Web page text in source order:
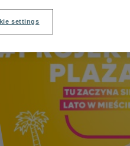
settings